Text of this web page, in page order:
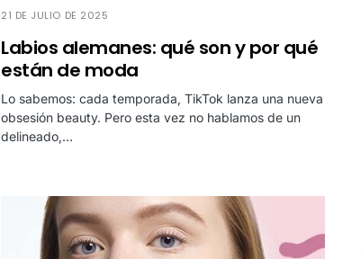
21 DE JULIO DE 2025
Labios alemanes: qué son y por qué
están de moda
Lo sabemos: cada temporada, TikTok lanza una nueva
obsesión beauty. Pero esta vez no hablamos de un
delineado,…